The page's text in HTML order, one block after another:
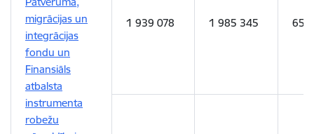
migrācijas un
integrācijas
fondu un
Finansiāls
atbalsta
instrumenta
robežu
1 939 078 1 985 345 652